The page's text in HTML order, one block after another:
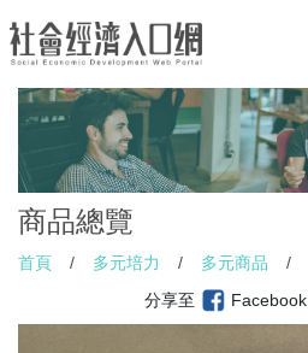
商品總覽
首頁 / 多元培力 / 多元商品 /
分享至
Facebook